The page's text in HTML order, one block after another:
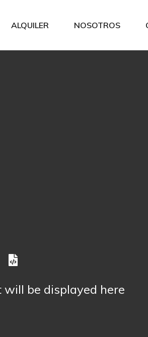
ALQUILER NOSOTROS
will be displayed here